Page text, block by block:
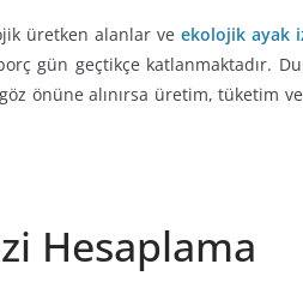
üretken alanlar ve ekolojik ayak
gün geçtikçe katlanmaktadır.
önüne alınırsa üretim, tüketim
Hesaplama